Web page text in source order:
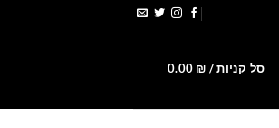
סל קניות / 0.00 ₪